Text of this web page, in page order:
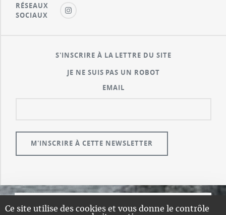
Ce site utilise des cookies et vous donne le contrôle
RÉSEAUX
SOCIAUX
S'INSCRIRE À LA LETTRE DU SITE
JE NE SUIS PAS UN ROBOT
EMAIL
© GUALENI.COM